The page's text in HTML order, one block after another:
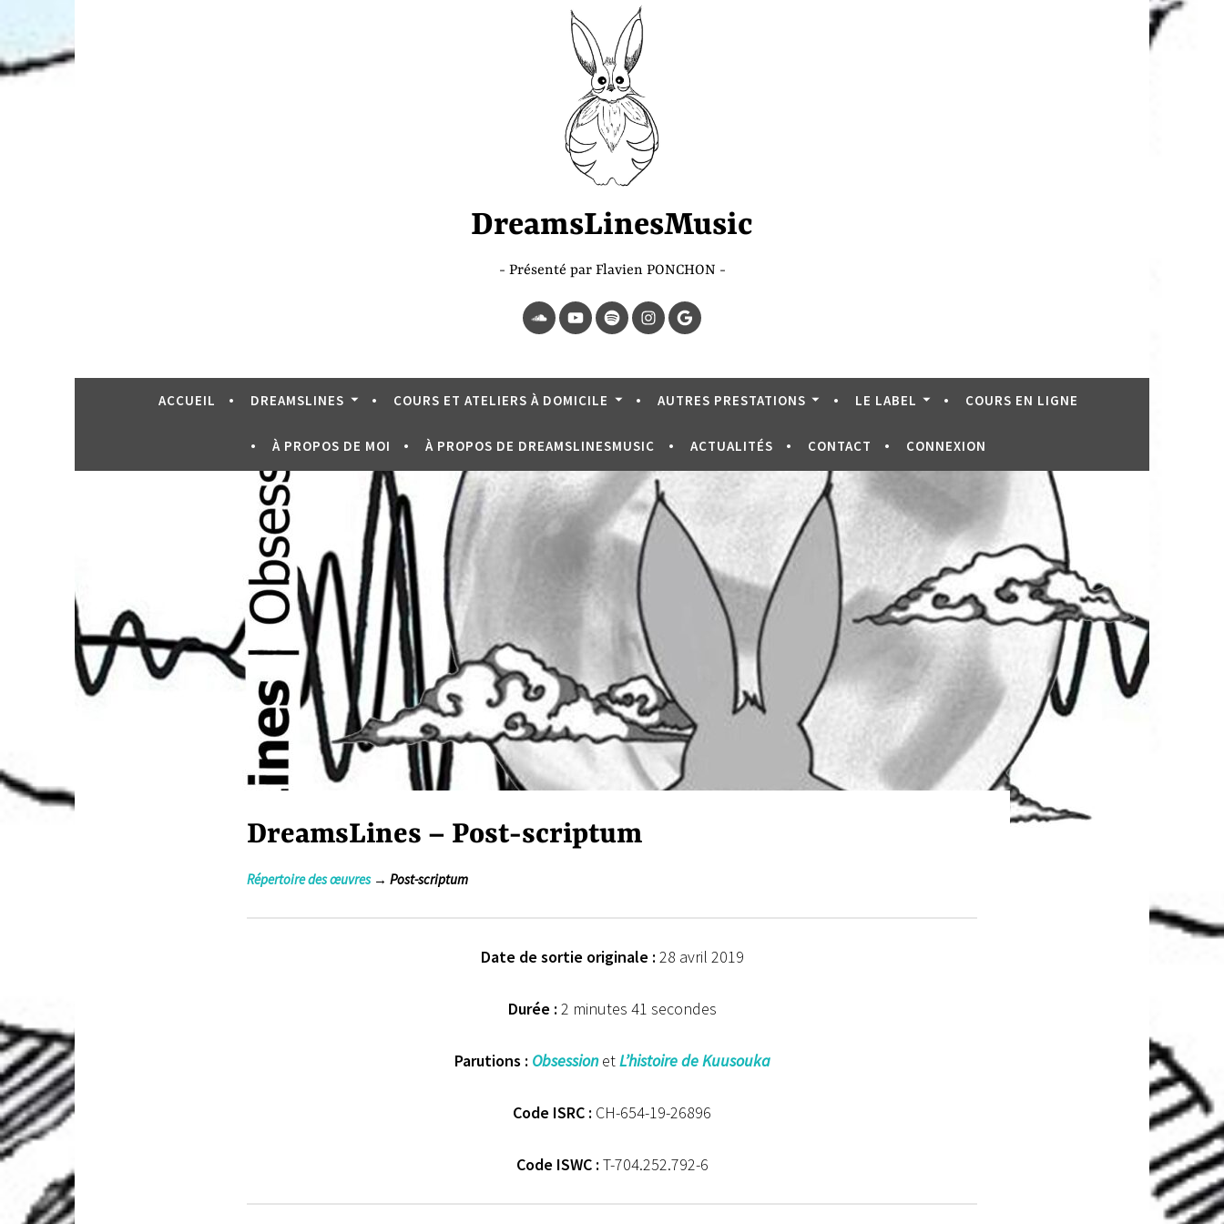
DreamsLinesMusic
Présenté par Flavien PONCHON
SoundCloud
YouTubeSpotifyInstagram
Page
Google
ACCUEIL DREAMSLINES COURS ET ATELIERS À DOMICILE AUTRES PRESTATIONS LE LABEL COURS EN LIGNE
À PROPOS DE MOI À PROPOS DE DREAMSLINESMUSIC ACTUALITÉS CONTACT CONNEXION
DreamsLines – Post-scriptum
Répertoire des œuvres→ Post-scriptum
Date de sortie originale : 28 avril 2019
Durée : 2 minutes 41 secondes
Parutions : ObsessionetL’histoire de Kuusouka
Code ISRC : CH-654-19-26896
Code ISWC : T-704.252.792-6